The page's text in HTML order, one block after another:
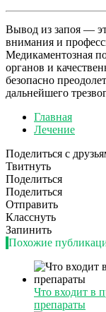
Вывод из запоя —
внимания и
Медикаментозная
органов и
безопасно
дальнейшего
Главная
Лечение
Поделиться с
Твитнуть
Поделиться
Поделиться
Отправить
Класснуть
Запинить
Похожие
Что входит в
препараты